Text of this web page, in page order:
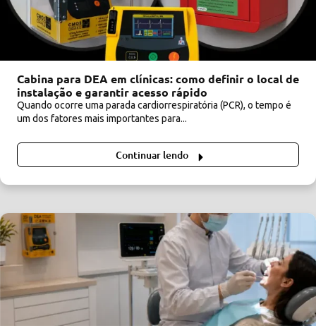
Cabina para DEA em clínicas: como definir o local de
instalação e garantir acesso rápido
Quando ocorre uma parada cardiorrespiratória (PCR), o tempo é
um dos fatores mais importantes para...
Continuar lendo